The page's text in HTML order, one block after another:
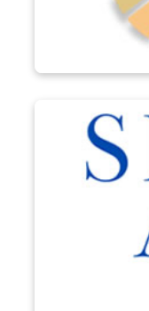
Progetto SEAM